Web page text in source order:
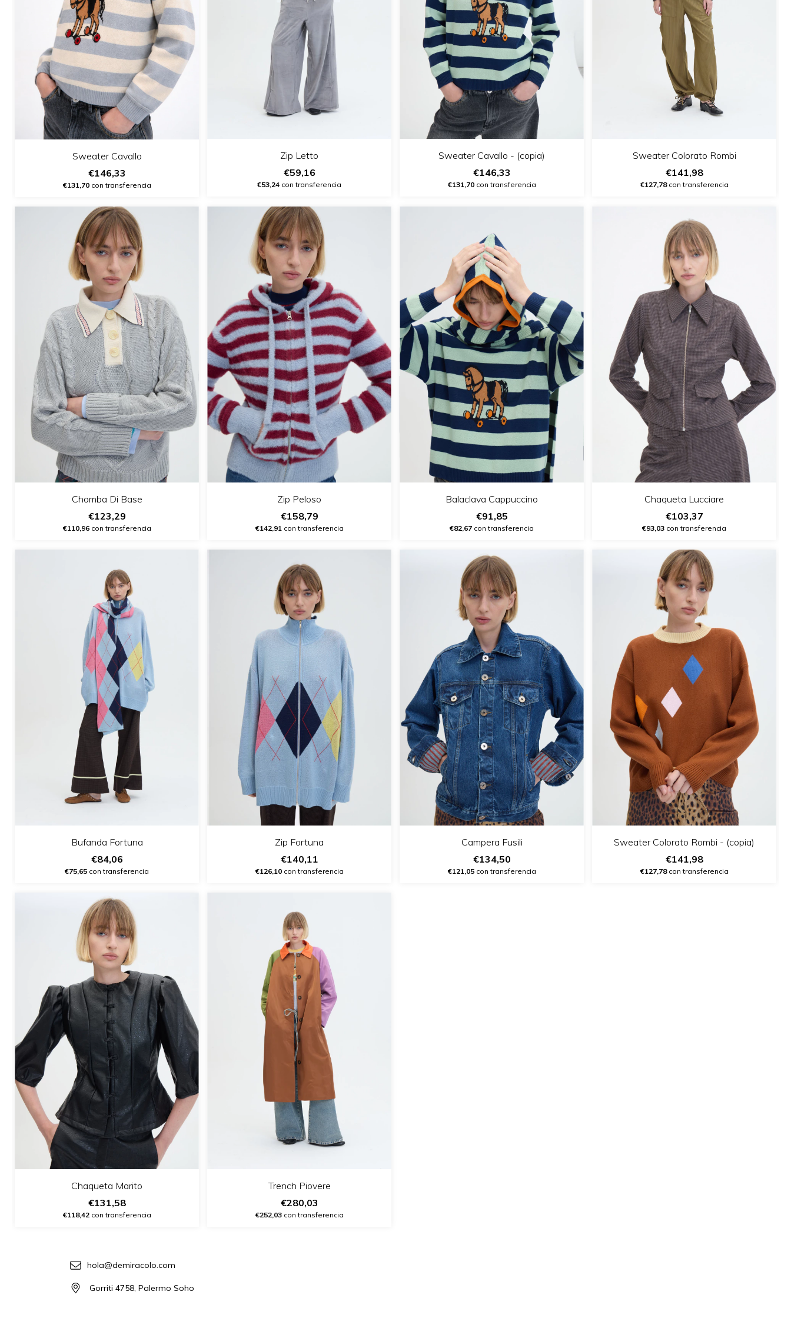
Sweater Cavallo
€146,33
€131,70con transferencia
Zip Letto
€59,16
€53,24 con transferencia
Sweater Cavallo - (copia)
€146,33
€131,70con transferencia
Sweater Colorato Rombi
€141,98
€127,78con transferencia
Chomba Di Base
€123,29
€110,96con transferencia
Zip Peloso
€158,79
€142,91 con transferencia
Balaclava Cappuccino
€91,85
€82,67 con transferencia
Chaqueta Lucciare
€103,37
€93,03 con transferencia
Bufanda Fortuna
€84,06
€75,65 con transferencia
Zip Fortuna
€140,11
€126,10con transferencia
Campera Fusili
€134,50
€121,05con transferencia
Sweater Colorato Rombi - (copia)
€141,98
€127,78con transferencia
Chaqueta Marito
€131,58
€118,42con transferencia
Trench Piovere
€280,03
€252,03con transferencia
hola@demiracolo.com
Gorriti 4758, Palermo Soho